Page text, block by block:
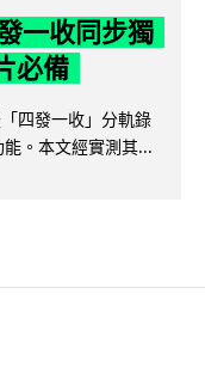
一收同步獨
必備
四發一收」分軌錄
。本文經實測其...